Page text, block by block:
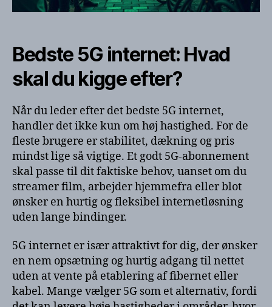
Bedste 5G internet: Hvad
skal du kigge efter?
Når du leder efter det bedste 5G internet,
handler det ikke kun om høj hastighed. For de
fleste brugere er stabilitet, dækning og pris
mindst lige så vigtige. Et godt 5G-abonnement
skal passe til dit faktiske behov, uanset om du
streamer film, arbejder hjemmefra eller blot
ønsker en hurtig og fleksibel internetløsning
uden lange bindinger.
5G internet er især attraktivt for dig, der ønsker
en nem opsætning og hurtig adgang til nettet
uden at vente på etablering af fibernet eller
kabel. Mange vælger 5G som et alternativ, fordi